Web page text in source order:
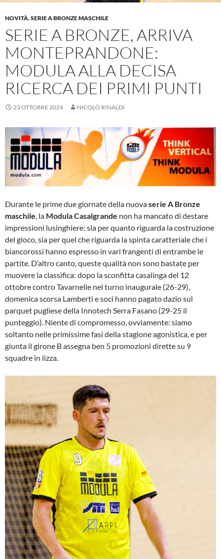
NOVITÀ,SERIE A BRONZE MASCHILE
SERIE A BRONZE, ARRIVA
MONTEPRANDONE:
MODULA ALLA DECISA
RICERCA DEI PRIMI PUNTI
23 OTTOBRE 2024 NICOLÒ RINALDI
Durante le prime due giornate della nuovaserie A Bronze
maschile , la Modula Casalgrande non ha mancato di destare
impressioni lusinghiere: sia per quanto riguarda la costruzione
del gioco, sia per quel che riguarda la spinta caratteriale che i
biancorossi hanno espresso in vari frangenti di entrambe le
partite. D’altro canto, queste qualità non sono bastate per
muovere la classifica: dopo la sconfitta casalinga del 12
ottobre contro Tavarnelle nel turno inaugurale (26-29),
domenica scorsa Lamberti e soci hanno pagato dazio sul
parquet pugliese della Innotech Serra Fasano (29-25 il
punteggio). Niente di compromesso, ovviamente: siamo
soltanto nelle primissime fasi della stagione agonistica, e per
giunta il girone B assegna ben 5 promozioni dirette su 9
squadre in lizza.